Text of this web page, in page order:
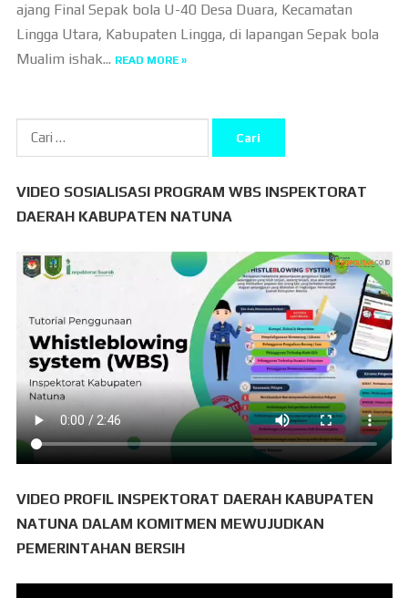
ajang Final Sepak bola U-40 Desa Duara, Kecamatan
Lingga Utara, Kabupaten Lingga, di lapangan Sepak bola
Mualim ishak... READ MORE »
Cari
untuk:
VIDEO SOSIALISASI PROGRAM WBS INSPEKTORAT
DAERAH KABUPATEN NATUNA
VIDEO PROFIL INSPEKTORAT DAERAH KABUPATEN
NATUNA DALAM KOMITMEN MEWUJUDKAN
PEMERINTAHAN BERSIH